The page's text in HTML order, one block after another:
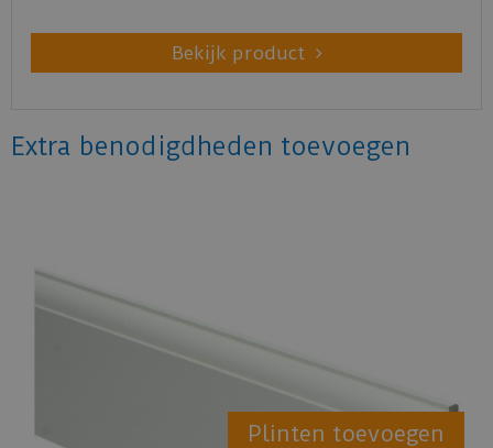
Bekijk product
Extra benodigdheden toevoegen
Plinten toevoegen